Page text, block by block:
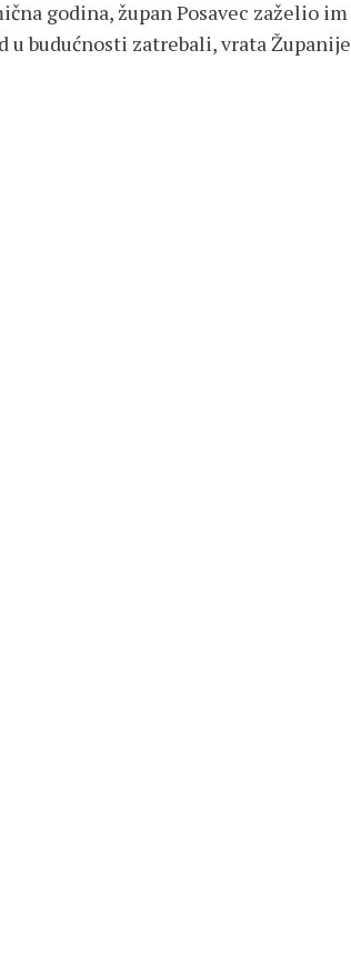
godina, župan Posavec zaželio im
u budućnosti zatrebali, vrata Županije